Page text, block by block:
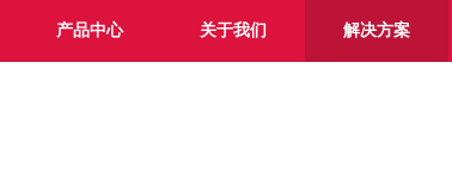
产品中心 关于我们 解决方案